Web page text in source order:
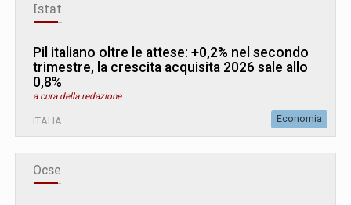
Istat
Pil italiano oltre le attese: +0,2% nel secondo
trimestre, la crescita acquisita 2026 sale allo
0,8%
a cura della redazione
ITALIA Economia
Ocse